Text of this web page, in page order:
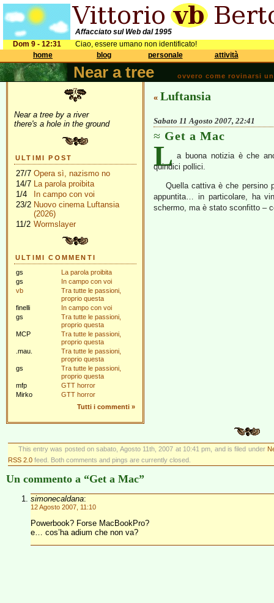
Affacciato sul Web dal 1995
Dom 9 - 12:31
Ciao, essere umano non identificato!
home
blog personale attività
Near a tree ovvero come rovinarsi
Near a tree by a river
there's a hole in the ground
ULTIMI POST
27/7 Opera sì, nazismo no
14/7 La parola proibita
1/4
In campo con voi
23/2 Nuovo cinema Luftansia
(2026)
11/2 Wormslayer
ULTIMI COMMENTI
gs
La parola proibita
gs
In campo con voi
vb
Tra tutte le passioni,
proprio questa
finelli
In campo con voi
gs
Tra tutte le passioni,
proprio questa
MCP
Tra tutte le passioni,
proprio questa
.mau.
Tra tutte le passioni,
proprio questa
gs
Tra tutte le passioni,
proprio questa
mfp
GTT horror
Mirko
GTT horror
Tutti i commenti »
« Luftansia
Sabato 11 Agosto 2007, 22:41
Get a Mac
L a buona notizia è che
quindici pollici.
Quella cattiva è che persino
appuntita… in particolare, ha
schermo, ma è stato sconfitto –
This entry was posted on sabato, Agosto 11th, 2007 at 10:41 pm, and is filed under
RSS 2.0 feed. Both comments and pings are currently closed.
Un commento a “Get a Mac”
simonecaldana:
12 Agosto 2007, 11:10
Powerbook? Forse MacBookPro?
e… cos’ha adium che non va?